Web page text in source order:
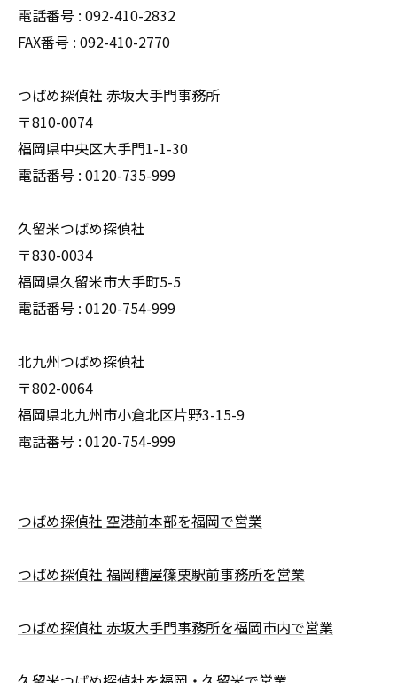
電話番号 : 092-410-2832
FAX番号 : 092-410-2770
つばめ探偵社 赤坂大手門事務所
〒810-0074
福岡県中央区大手門1-1-30
電話番号 : 0120-735-999
久留米つばめ探偵社
〒830-0034
福岡県久留米市大手町5-5
電話番号 : 0120-754-999
北九州つばめ探偵社
〒802-0064
福岡県北九州市小倉北区片野3-15-9
電話番号 : 0120-754-999
つばめ探偵社 空港前本部を福岡で営業
つばめ探偵社 福岡糟屋篠栗駅前事務所を営業
つばめ探偵社 赤坂大手門事務所を福岡市内で営業